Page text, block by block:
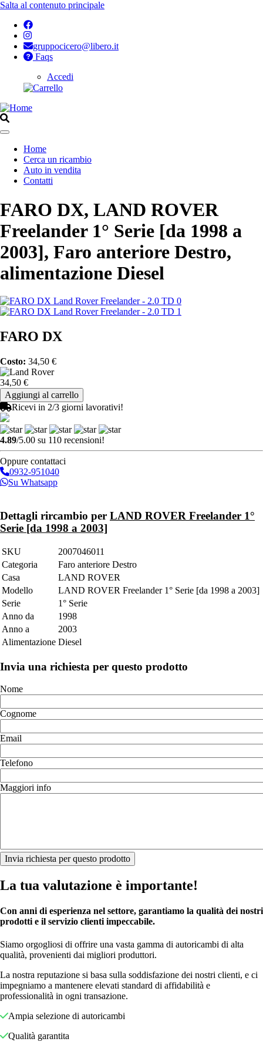
Salta al contenuto principale
gruppocicero@libero.it
Faqs
Accedi
Opzioni
di
configurazione
Aperto
Navigazione
principale
Home
Cerca un ricambio
Auto in vendita
Contatti
FARO DX, LAND ROVER
Freelander 1° Serie [da 1998 a
2003], Faro anteriore Destro,
alimentazione Diesel
FARO DX
Costo: 34,50 €
34,50 €
Ricevi in 2/3 giorni lavorativi!
4.89/5.00 su 110 recensioni!
Oppure contattaci
0932-951040
Su Whatsapp
Dettagli rircambio per LAND ROVER Freelander 1°
Serie [da 1998 a 2003]
SKU
2007046011
Categoria
Faro anteriore Destro
Casa
LAND ROVER
Modello
LAND ROVER Freelander 1° Serie [da 1998 a 2003]
Serie
1° Serie
Anno da
1998
Anno a
2003
Alimentazione Diesel
Invia una richiesta per questo prodotto
Nome
Cognome
Email
Telefono
Maggiori info
La tua valutazione è importante!
Con anni di esperienza nel settore, garantiamo la qualità dei nostri
prodotti e il servizio clienti impeccabile.
Siamo orgogliosi di offrire una vasta gamma di autoricambi di alta
qualità, provenienti dai migliori produttori.
La nostra reputazione si basa sulla soddisfazione dei nostri clienti, e ci
impegniamo a mantenere elevati standard di affidabilità e
professionalità in ogni transazione.
Ampia selezione di autoricambi
Qualità garantita